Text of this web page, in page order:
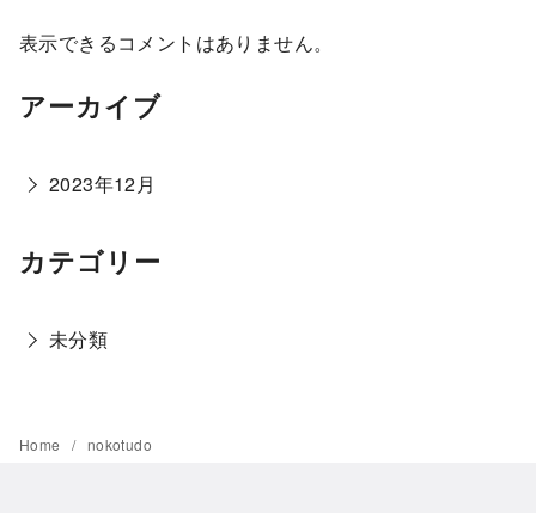
表示できるコメントはありません。
アーカイブ
2023年12月
カテゴリー
未分類
Home nokotudo